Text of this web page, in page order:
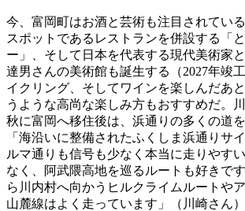
今、富岡町はお酒と芸術も注目されてい
スポットであるレストランを併設する「
ー」、そして日本を代表する現代美術家
達男さんの美術館も誕生する（2027年竣
イクリング、そしてワインを楽しんだあ
うような高尚な楽しみ方もおすすめだ。
秋に富岡へ移住後は、浜通りの多くの道を
「海沿いに整備されたふくしま浜通りサ
ルマ通りも信号も少なく本当に走りやす
なく、阿武隈高地を巡るルートも好きで
ら川内村へ向かうヒルクライムルートや
山麓線はよく走っています」（川崎さん）